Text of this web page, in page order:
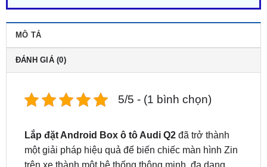
ĐÁNH GIÁ (0)
Lắp đặt Android Box ô tô Audi Q2 đã trở thành
trên xe thành một hệ thống thông minh, đa dạng
tính năng, mang lại trải nghiệm hoàn toàn mới mẻ
cho người lái và hành khách. Android box là sự tối